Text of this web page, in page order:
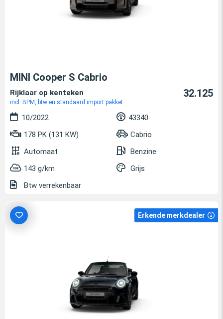
MINI Cooper S Cabrio
Rijklaar op kenteken
incl. BPM, btw en standaard import pakket
32.125
10/2022
43340
178 PK (131 KW)
Cabrio
Automaat
Benzine
143 g/km
Grijs
Btw verrekenbaar
Erkende merkdealer